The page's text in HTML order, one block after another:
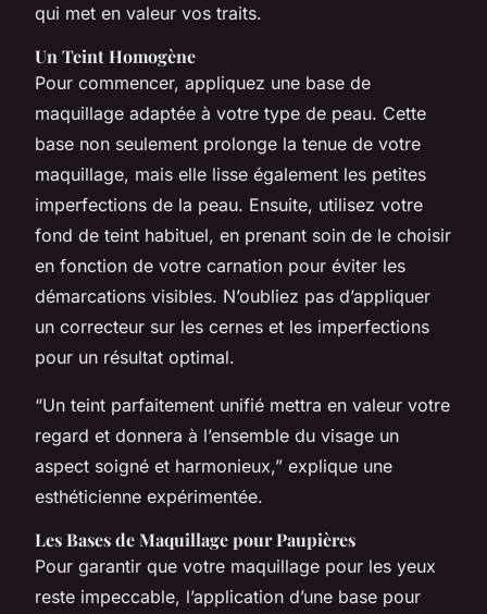
qui met en valeur vos traits.
Un Teint Homogène
Pour commencer, appliquez une base de
maquillage adaptée à votre type de peau. Cette
base non seulement prolonge la tenue de votre
maquillage, mais elle lisse également les petites
imperfections de la peau. Ensuite, utilisez votre
fond de teint habituel, en prenant soin de le choisir
en fonction de votre carnation pour éviter les
démarcations visibles. N’oubliez pas d’appliquer
un correcteur sur les cernes et les imperfections
pour un résultat optimal.
“Un teint parfaitement unifié mettra en valeur votre
regard et donnera à l’ensemble du visage un
aspect soigné et harmonieux,” explique une
esthéticienne expérimentée.
Les Bases de Maquillage pour Paupières
Pour garantir que votre maquillage pour les yeux
reste impeccable, l’application d’une base pour